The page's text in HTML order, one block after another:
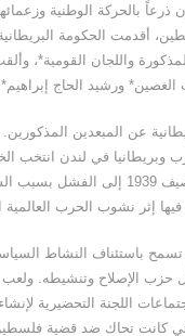
بالحركة الوطنية
واللجان القومية*،
ورشيد الحاج
البريطانية عن المبعدين
وبريطانيا في لندن انتخب
مؤتمر 1939). وانتهى المؤتمر المذكور
إثر نشوب الحرب العالمية
باستئناف النشاط
تشكيل حزب الإصلاح وتنشيطه.
اللجنة التحضيرية